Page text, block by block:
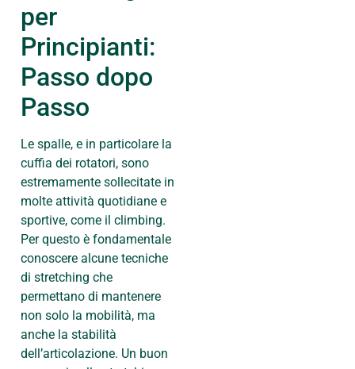
per
Principianti:
Passo dopo
Passo
Le spalle, e in particolare la
cuffia dei rotatori, sono
estremamente sollecitate in
molte attività quotidiane e
sportive, come il climbing.
Per questo è fondamentale
conoscere alcune tecniche
di stretching che
permettano di mantenere
non solo la mobilità, ma
anche la stabilità
dell’articolazione. Un buon